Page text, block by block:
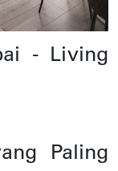
- Living
Paling